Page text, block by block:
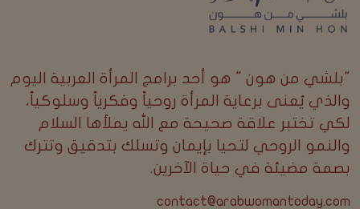
"بلشي من هون " هو أحد برامج المرأة العربية اليوم
والذي يُعنى برعاية المرأة روحياً وفكرياً وسلوكياً،
لكي تختبر علاقة صحيحة مع الله يملأها السلام
والنمو الروحي لتحيا بإيمان وتسلك بتدقيق وتترك
بصمة مضيئة في حياة الآخرين.
contact@arabwomantoday.com